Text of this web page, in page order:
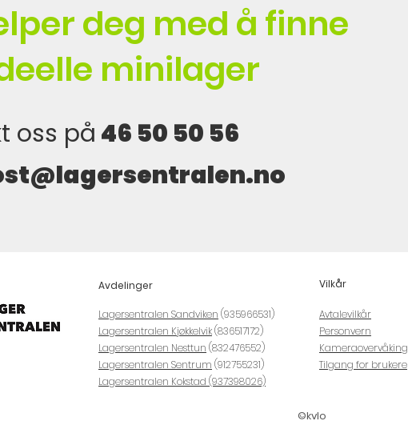
deg med å finne
minilager
oss på 46 50 50 56
Avdelinger
Lagersentralen Sandviken (935966531)
Lagersentralen Kjøkkelvik(836517172)
Lagersentralen Nesttun (832476552)
Lagersentralen Sentrum (912755231)
Vilkår
Avtalevilkår
Personvern
Kameraovervåking
Tilgang for brukere
Lagersentralen Kokstad (937398026)
©kvlo